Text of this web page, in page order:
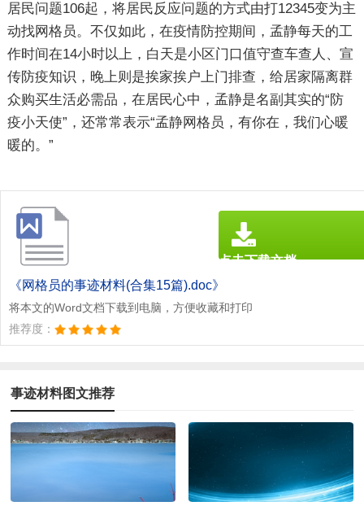
居民问题106起，将居民反应问题的方式由打12345变为主
动找网格员。不仅如此，在疫情防控期间，孟静每天的工
作时间在14小时以上，白天是小区门口值守查车查人、宣
传防疫知识，晚上则是挨家挨户上门排查，给居家隔离群
众购买生活必需品，在居民心中，孟静是名副其实的“防
疫小天使”，还常常表示“孟静网格员，有你在，我们心暖
暖的。”
《网格员的事迹材料(合集15篇).doc》
将本文的Word文档下载到电脑，方便收藏和打印
推荐度：
点击下载文档
事迹材料图文推荐